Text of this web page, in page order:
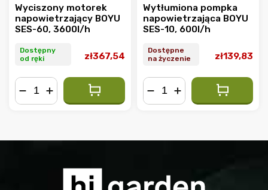
Wyciszony motorek
napowietrzający BOYU
SES-60, 3600l/h
Dostępny
od ręki
zł367,54
Wytłumiona pompka
napowietrzająca BOYU
SES-10, 600l/h
Dostępne
na życzenie
zł139,83